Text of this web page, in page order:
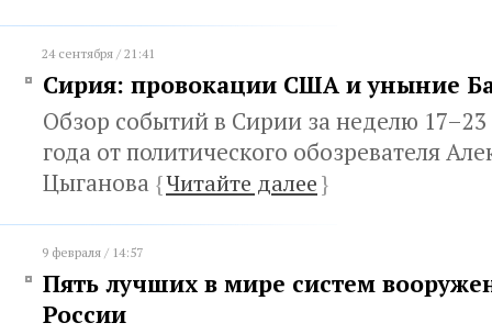
24 сентября / 21:41
Сирия: провокации США и уныние
Обзор событий в Сирии за неделю 17–23
года от политического обозревателя
Цыганова {Читайте далее}
9 февраля / 14:57
Пять лучших в мире систем
России